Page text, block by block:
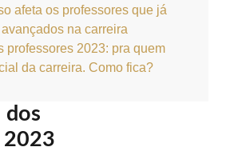
afeta os professores que já
na carreira
professores 2023: pra quem
da carreira. Como fica?
dos
2023